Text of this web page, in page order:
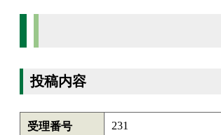
投稿内容
受理番号 231